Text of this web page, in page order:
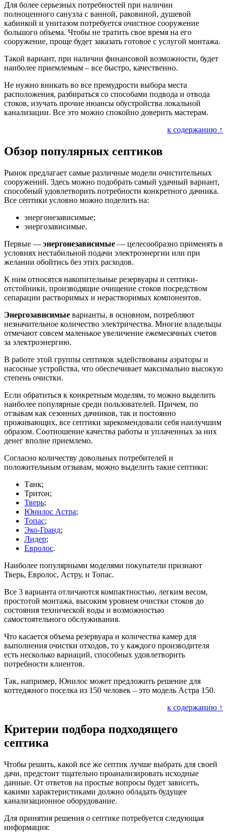
Для более серьезных потребностей при наличии
полноценного санузла с ванной, раковиной, душевой
кабинкой и унитазом потребуется очистное сооружение
большого объема. Чтобы не тратить свое время на его
сооружение, проще будет заказать готовое с услугой монтажа.
Такой вариант, при наличии финансовой возможности, будет
наиболее приемлемым – все быстро, качественно.
Не нужно вникать во все премудрости выбора места
расположения, разбираться со способами подвода и отвода
стоков, изучать прочие нюансы обустройства локальной
канализации. Все это можно спокойно доверить мастерам.
к содержанию ↑
Обзор популярных септиков
Рынок предлагает самые различные модели очистительных
сооружений. Здесь можно подобрать самый удачный вариант,
способный удовлетворить потребности конкретного дачника.
Все септики условно можно поделить на:
энергонезависимые;
энергозависимые.
Первые — энергонезависимые — целесообразно применять в
условиях нестабильной подачи электроэнергии или при
желании обойтись без этих расходов.
К ним относятся накопительные резервуары и септики-
отстойники, производящие очищение стоков посредством
сепарации растворимых и нерастворимых компонентов.
Энергозависимые варианты, в основном, потребляют
незначительное количество электричества. Многие владельцы
отмечают совсем маленькое увеличение ежемесячных счетов
за электроэнергию.
В работе этой группы септиков задействованы аэраторы и
насосные устройства, что обеспечивает максимально высокую
степень очистки.
Если обратиться к конкретным моделям, то можно выделить
наиболее популярные среди пользователей. Причем, по
отзывам как сезонных дачников, так и постоянно
проживающих, все септики зарекомендовали себя наилучшим
образом. Соотношение качества работы и уплаченных за них
денег вполне приемлемо.
Согласно количеству довольных потребителей и
положительным отзывам, можно выделить такие септики:
Танк;
Тритон;
Тверь;
Юнилос Астра;
Топас;
Эко-Гранд;
Лидер;
Евролос.
Наиболее популярными моделями покупатели признают
Тверь, Евролос, Астру, и Топас.
Все 3 варианта отличаются компактностью, легким весом,
простотой монтажа, высоким уровнем очистки стоков до
состояния технической воды и возможностью
самостоятельного обслуживания.
Что касается объема резервуара и количества камер для
выполнения очистки отходов, то у каждого производителя
есть несколько вариаций, способных удовлетворить
потребности клиентов.
Так, например, Юнилос может предложить решение для
коттеджного поселка из 150 человек – это модель Астра 150.
к содержанию ↑
Критерии подбора подходящего
септика
Чтобы решить, какой все же септик лучше выбрать для своей
дачи, предстоит тщательно проанализировать исходные
данные. От ответов на простые вопросы будет зависеть,
какими характеристиками должно обладать будущее
канализационное оборудование.
Для принятия решения о септике потребуется следующая
информация: